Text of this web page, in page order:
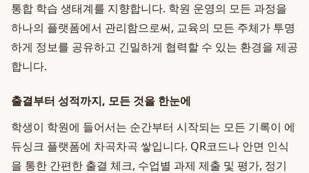
통합 학습 생태계를 지향합니다. 학원 운영의 모든 과정을
하나의 플랫폼에서 관리함으로써, 교육의 모든 주체가 투명
하게 정보를 공유하고 긴밀하게 협력할 수 있는 환경을 제공
합니다.
출결부터 성적까지, 모든 것을 한눈에
학생이 학원에 들어서는 순간부터 시작되는 모든 기록이 에
듀싱크 플랫폼에 차곡차곡 쌓입니다. QR코드나 안면 인식
을 통한 간편한 출결 체크, 수업별 과제 제출 및 평가, 정기